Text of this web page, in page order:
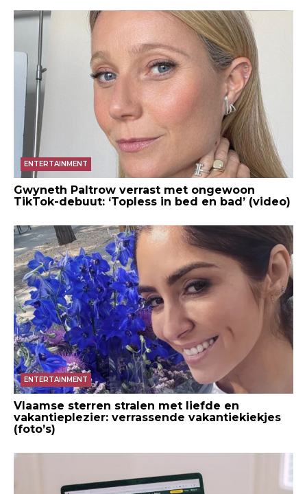
ENTERTAINMENT
Gwyneth Paltrow verrast met ongewoon
TikTok-debuut: ‘Topless in bed en bad’ (video)
ENTERTAINMENT
Vlaamse sterren stralen met liefde en
vakantieplezier: verrassende vakantiekiekjes
(foto’s)